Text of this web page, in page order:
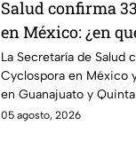
Salud confirma
en México: ¿en
los brotes de
La Secretaría de Salud
Cyclospora en México
en Guanajuato y
origen de los contagios.
05 agosto, 2026